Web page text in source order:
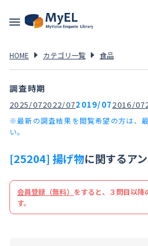
HOME カテゴリ一覧 食品
調査時期
2025/072022/072019/072016/07
※最新の調査結果を閲覧希望の方は、
い。
[25204] 揚げ物に関するア
会員登録（無料） をすると、３問目以降
す。